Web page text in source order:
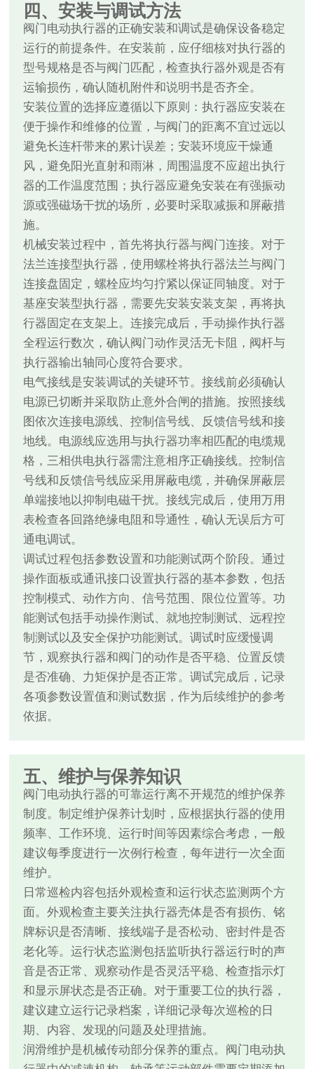
四、安装与调试方法
阀门电动执行器的正确安装和调试是确保设备稳定
运行的前提条件。在安装前，应仔细核对执行器的
型号规格是否与阀门匹配，检查执行器外观是否有
运输损伤，确认随机附件和说明书是否齐全。
安装位置的选择应遵循以下原则：执行器应安装在
便于操作和维修的位置，与阀门的距离不宜过远以
避免长连杆带来的累计误差；安装环境应干燥通
风，避免阳光直射和雨淋，周围温度不应超出执行
器的工作温度范围；执行器应避免安装在有强振动
源或强磁场干扰的场所，必要时采取减振和屏蔽措
施。
机械安装过程中，首先将执行器与阀门连接。对于
法兰连接型执行器，使用螺栓将执行器法兰与阀门
连接盘固定，螺栓应均匀拧紧以保证同轴度。对于
基座安装型执行器，需要先安装安装支架，再将执
行器固定在支架上。连接完成后，手动操作执行器
全程运行数次，确认阀门动作灵活无卡阻，阀杆与
执行器输出轴同心度符合要求。
电气接线是安装调试的关键环节。接线前必须确认
电源已切断并采取防止意外合闸的措施。按照接线
图依次连接电源线、控制信号线、反馈信号线和接
地线。电源线应选用与执行器功率相匹配的电缆规
格，三相供电执行器需注意相序正确接线。控制信
号线和反馈信号线应采用屏蔽电缆，并确保屏蔽层
单端接地以抑制电磁干扰。接线完成后，使用万用
表检查各回路绝缘电阻和导通性，确认无误后方可
通电调试。
调试过程包括参数设置和功能测试两个阶段。通过
操作面板或通讯接口设置执行器的基本参数，包括
控制模式、动作方向、信号范围、限位位置等。功
能测试包括手动操作测试、就地控制测试、远程控
制测试以及安全保护功能测试。调试时应缓慢调
节，观察执行器和阀门的动作是否平稳、位置反馈
是否准确、力矩保护是否正常。调试完成后，记录
各项参数设置值和测试数据，作为后续维护的参考
依据。
五、维护与保养知识
阀门电动执行器的可靠运行离不开规范的维护保养
制度。制定维护保养计划时，应根据执行器的使用
频率、工作环境、运行时间等因素综合考虑，一般
建议每季度进行一次例行检查，每年进行一次全面
维护。
日常巡检内容包括外观检查和运行状态监测两个方
面。外观检查主要关注执行器壳体是否有损伤、铭
牌标识是否清晰、接线端子是否松动、密封件是否
老化等。运行状态监测包括监听执行器运行时的声
音是否正常、观察动作是否灵活平稳、检查指示灯
和显示屏状态是否正确。对于重要工位的执行器，
建议建立运行记录档案，详细记录每次巡检的日
期、内容、发现的问题及处理措施。
润滑维护是机械传动部分保养的重点。阀门电动执